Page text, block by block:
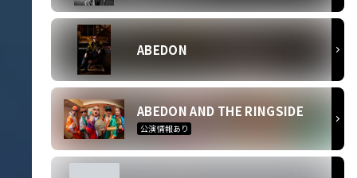
ABEDON
ABEDON AND THE RINGSIDE
公演情報あり